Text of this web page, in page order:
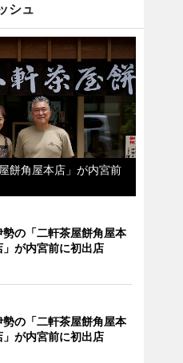
シュ
餅角屋本店」が内宮前
勢の「二軒茶屋餅角屋本
」が内宮前に初出店
勢の「二軒茶屋餅角屋本
」が内宮前に初出店